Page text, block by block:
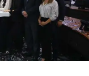
de ponentes
una oportunidad
Girardot en un
responder a las